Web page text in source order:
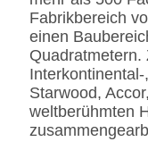
Marmor
Fabrikbereich
einen
Quadratmetern.
Starwood,
weltberühmten